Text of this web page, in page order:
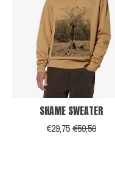
SHAME SWEATER
€29,75€59,50